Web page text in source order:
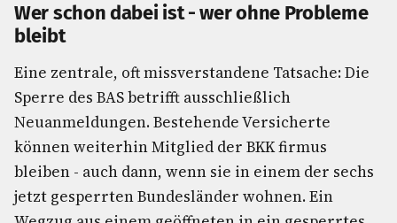
Wer schon dabei ist - wer ohne Probleme
bleibt
Eine zentrale, oft missverstandene Tatsache: Die
Sperre des BAS betrifft ausschließlich
Neuanmeldungen. Bestehende Versicherte
können weiterhin Mitglied der BKK firmus
bleiben - auch dann, wenn sie in einem der sechs
jetzt gesperrten Bundesländer wohnen. Ein